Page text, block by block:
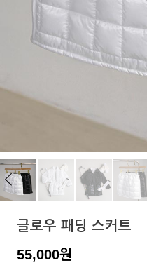
글로우 패딩 스커트
55,000원